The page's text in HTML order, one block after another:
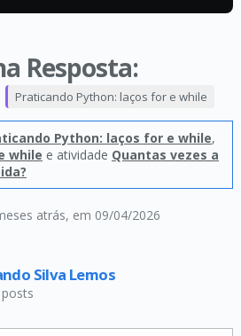
Resposta:
atrás, em 09/04/2026
Praticando Python: laços for e while
Python: laços for e while,
while e atividade Quantas vezes a
Silva Lemos